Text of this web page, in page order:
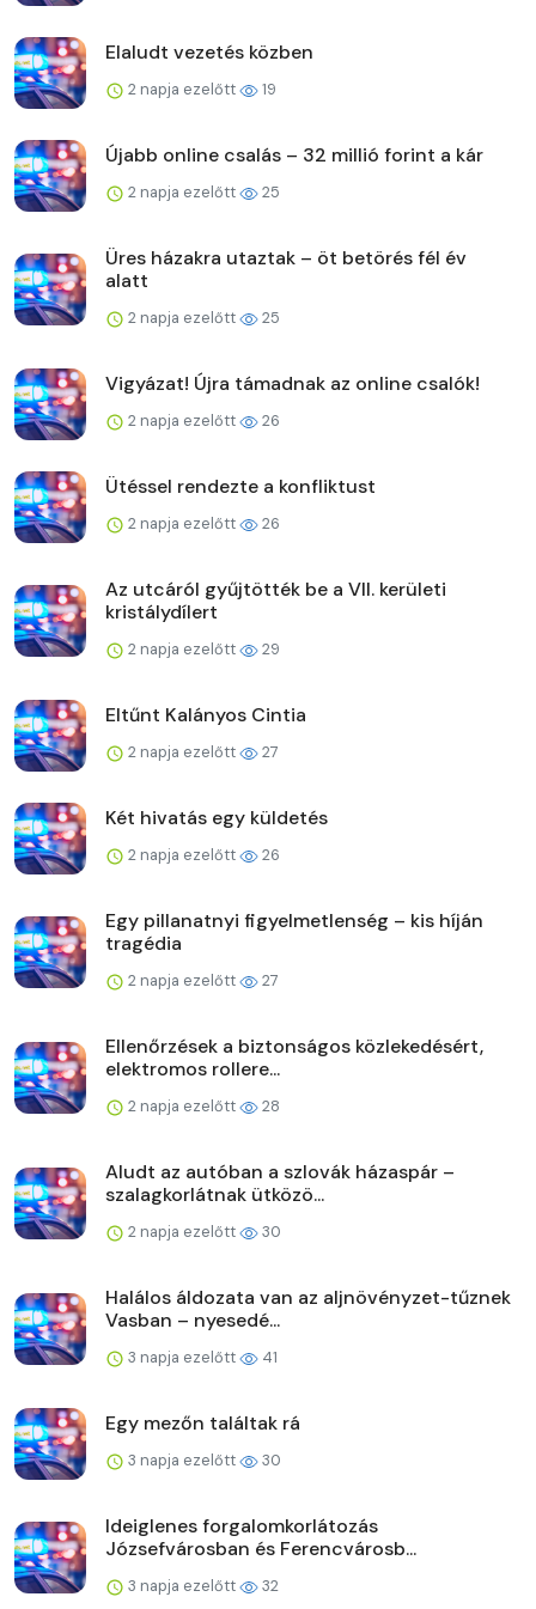
Elaludt vezetés közben
2 napja ezelőtt 19
Újabb online csalás – 32 millió forint a kár
2 napja ezelőtt 25
Üres házakra utaztak – öt betörés fél év
alatt
2 napja ezelőtt 25
Vigyázat! Újra támadnak az online csalók!
2 napja ezelőtt 26
Ütéssel rendezte a konfliktust
2 napja ezelőtt 26
Az utcáról gyűjtötték be a VII. kerületi
kristálydílert
2 napja ezelőtt 29
Eltűnt Kalányos Cintia
2 napja ezelőtt 27
Két hivatás egy küldetés
2 napja ezelőtt 26
Egy pillanatnyi figyelmetlenség – kis híján
tragédia
2 napja ezelőtt 27
Ellenőrzések a biztonságos közlekedésért,
elektromos rollere...
2 napja ezelőtt 28
Aludt az autóban a szlovák házaspár –
szalagkorlátnak ütközö...
2 napja ezelőtt 30
Halálos áldozata van az aljnövényzet-tűznek
Vasban – nyesedé...
3 napja ezelőtt 41
Egy mezőn találtak rá
3 napja ezelőtt 30
Ideiglenes forgalomkorlátozás
Józsefvárosban és Ferencvárosb...
3 napja ezelőtt 32